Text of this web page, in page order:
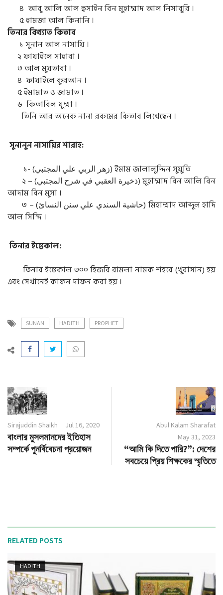
৪ আবু আলি আল হুসাইন বিন মুহাম্মাদ আল নিসাবুরি ।
৫ হামজা আল কিনানি ।
তিনার বিখ্যাত কিতাব
১ সুনান আল নাসায়ি ।
২ ফাযাইলে সাহাবা ।
৩ আল মুযতাবা ।
৪ ফাযাইলে কুরআন ।
৫ ইমামাত ও জামাত ।
৬ কিতাবিল যুম্মা ।
তিনি আর অনেক নানা রকমের কিতাব লিখেছেন ।
সুনানুন নাসায়ির শারাহ:
১- (زهر الربي علي المجتبي) ইমাম জালালুদ্দিন সুয়ুতি
২ – (ذخيرة العقبي في شرح المجتبي) মুহাম্মাদ বিন আলি বিন
আদাম বিন মুসা ।
৩ – (حاشية السندي علي سنن النسائ) মিহাম্মাদ আব্দুল হাদি
আল সিন্দি ।
তিনার ইন্তেকাল:
তিনার ইন্তেকাল ৩০০ হিজরি রামলা নামক শহরে (খুরাসান) হয়
এবং সেখানেই কাফন দাফন করা হয় ।
SUNAN HADITH PROPHET
Sirajuddin Shaikh Jul 16, 2020
বাংলার মুসলমানদের ইতিহাস
সম্পর্কে পুনর্বিবেচনা প্রয়োজন
Abul Kalam Sharafat
May 31, 2023
“আমি কি দিতে পারি?”: দেশের
সবচেয়ে প্রিয় শিক্ষকের স্মৃতিতে
RELATED POSTS
HADITH